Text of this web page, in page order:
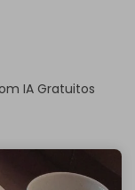
IA Gratuitos